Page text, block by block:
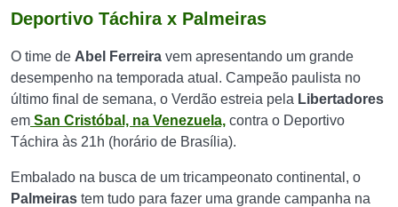
Deportivo Táchira x Palmeiras
O time de Abel Ferreira vem apresentando um grande
desempenho na temporada atual. Campeão paulista no
último final de semana, o Verdão estreia pela Libertadores
em San Cristóbal, na Venezuela, contra o Deportivo
Táchira às 21h (horário de Brasília).
Embalado na busca de um tricampeonato continental, o
Palmeiras tem tudo para fazer uma grande campanha na